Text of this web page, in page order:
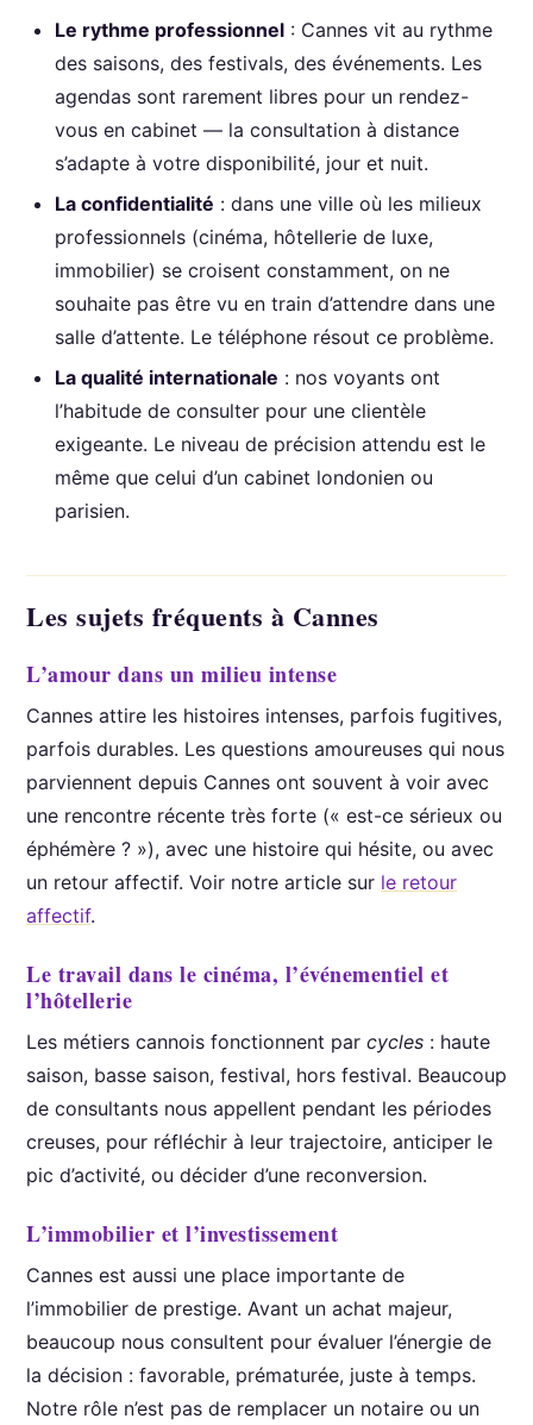
Le rythme professionnel : Cannes vit au rythme
des saisons, des festivals, des événements. Les
agendas sont rarement libres pour un rendez-
vous en cabinet — la consultation à distance
s’adapte à votre disponibilité, jour et nuit.
La confidentialité : dans une ville où les milieux
professionnels (cinéma, hôtellerie de luxe,
immobilier) se croisent constamment, on ne
souhaite pas être vu en train d’attendre dans une
salle d’attente. Le téléphone résout ce problème.
La qualité internationale : nos voyants ont
l’habitude de consulter pour une clientèle
exigeante. Le niveau de précision attendu est le
même que celui d’un cabinet londonien ou
parisien.
Les sujets fréquents à Cannes
L’amour dans un milieu intense
Cannes attire les histoires intenses, parfois fugitives,
parfois durables. Les questions amoureuses qui nous
parviennent depuis Cannes ont souvent à voir avec
une rencontre récente très forte (« est-ce sérieux ou
éphémère ? »), avec une histoire qui hésite, ou avec
un retour affectif. Voir notre article sur le retour
affectif.
Le travail dans le cinéma, l’événementiel et
l’hôtellerie
Les métiers cannois fonctionnent par cycles : haute
saison, basse saison, festival, hors festival. Beaucoup
de consultants nous appellent pendant les périodes
creuses, pour réfléchir à leur trajectoire, anticiper le
pic d’activité, ou décider d’une reconversion.
L’immobilier et l’investissement
Cannes est aussi une place importante de
l’immobilier de prestige. Avant un achat majeur,
beaucoup nous consultent pour évaluer l’énergie de
la décision : favorable, prématurée, juste à temps.
Notre rôle n’est pas de remplacer un notaire ou un